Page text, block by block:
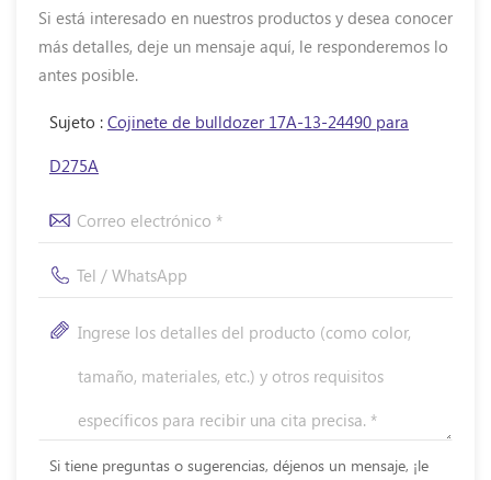
Si está interesado en nuestros productos y desea conocer
más detalles, deje un mensaje aquí, le responderemos lo
antes posible.
Sujeto : Cojinete de bulldozer 17A-13-24490 para
D275A
Si tiene preguntas o sugerencias, déjenos un mensaje, ¡le